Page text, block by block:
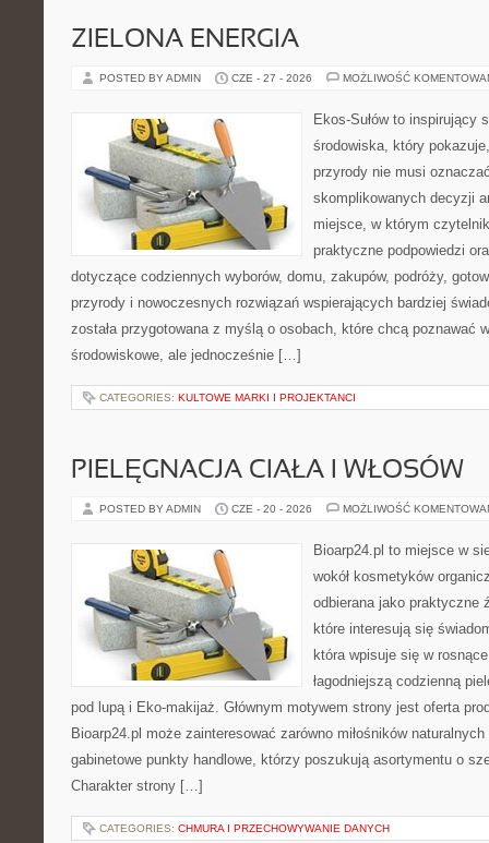
ZIELONA ENERGIA
POSTED BY ADMIN CZE - 27 - 2026 MOŻLIWOŚĆ
Ekos-Sułów to inspirujący
środowiska, który
przyrody nie musi
skomplikowanych decyzji
miejsce, w którym
praktyczne podpowiedzi
dotyczące codziennych wyborów, domu, zakupów, podróży,
przyrody i nowoczesnych rozwiązań wspierających bardziej
została przygotowana z myślą o osobach, które chcą poznawać
środowiskowe, ale jednocześnie […]
CATEGORIES: KULTOWE MARKI I PROJEKTANCI
PIELĘGNACJA CIAŁA I WŁOSÓW
POSTED BY ADMIN CZE - 20 - 2026 MOŻLIWOŚĆ
Bioarp24.pl to miejsce w
wokół kosmetyków
odbierana jako praktyczne
które interesują się
która wpisuje się w
łagodniejszą codzienną
pod lupą i Eko-makijaż. Głównym motywem strony jest oferta
Bioarp24.pl może zainteresować zarówno miłośników
gabinetowe punkty handlowe, którzy poszukują asortymentu o
Charakter strony […]
CATEGORIES: CHMURA I PRZECHOWYWANIE DANYCH